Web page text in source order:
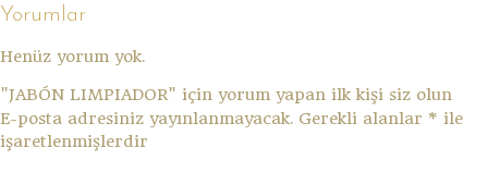
Yorumlar
Henüz yorum yok.
"JABÓN LIMPIADOR" için yorum yapan ilk kişi siz olun
E-posta adresiniz yayınlanmayacak. Gerekli alanlar * ile
işaretlenmişlerdir